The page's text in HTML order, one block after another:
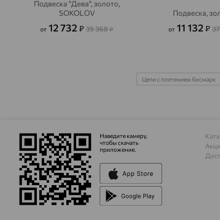
Подвеска "Дева", золото,
SOKOLOV
от 12 732 ₽ 35 368₽
Подвеска,
от 11 132 ₽
Цепи с плетением бисмарк
Наведите камеру,
чтобы скачать
приложение.